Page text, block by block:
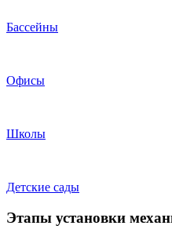
Бассейны
Офисы
Школы
Детские сады
Этапы установки